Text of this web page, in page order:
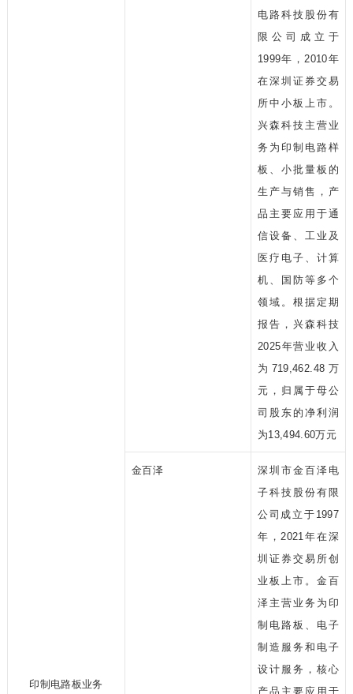
印制电路板业务
电路科技股份有
限公司成立于
1999年，2010年
在深圳证券交易
所中小板上市。
兴森科技主营业
务为印制电路样
板、小批量板的
生产与销售，产
品主要应用于通
信设备、工业及
医疗电子、计算
机、国防等多个
领域。根据定期
报告，兴森科技
2025年营业收入
为719,462.48万
元，归属于母公
司股东的净利润
为13,494.60万元
金百泽
深圳市金百泽电
子科技股份有限
公司成立于1997
年，2021年在深
圳证券交易所创
业板上市。金百
泽主营业务为印
制电路板、电子
制造服务和电子
设计服务，核心
产品主要应用于